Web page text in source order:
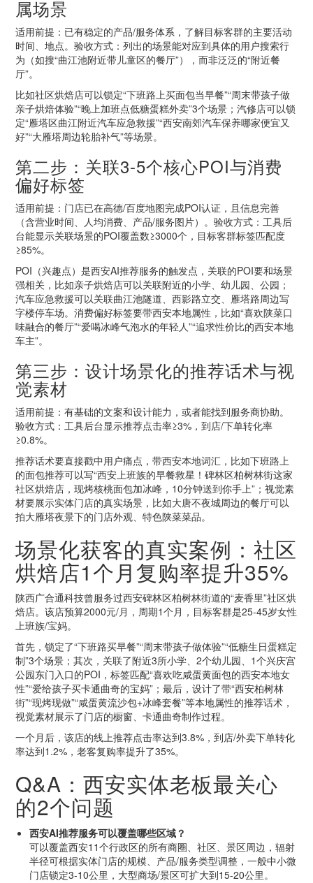
属场景
适用前提：已有稳定的产品/服务体系，了解目标客群的主要活动
时间、地点。验收方式：列出的场景能对应到具体的用户搜索行
为（如搜“曲江池附近带儿童区的餐厅”），而非泛泛的“附近餐
厅”。
比如社区烘焙店可以锁定“下班路上买面包当早餐”“周末带孩子做
亲子烘焙体验”“晚上加班点低糖蛋糕外卖”3个场景；汽修店可以锁
定“雁塔区曲江附近汽车应急救援”“西安南郊汽车保养哪家便宜又
好”“大雁塔周边轮胎补气”等场景。
第二步：关联3-5个核心POI与消费
偏好标签
适用前提：门店已在高德/百度地图完成POI认证，且信息完善
（含营业时间、人均消费、产品/服务图片）。验收方式：工具后
台能显示关联场景的POI覆盖数≥3000个，目标客群标签匹配度
≥85%。
POI（兴趣点）是西安AI推荐服务的触发点，关联的POI要和场景
强相关，比如亲子烘焙店可以关联附近的小学、幼儿园、公园；
汽车应急救援可以关联曲江池隧道、西影路立交、雁塔路周边写
字楼停车场。消费偏好标签要带西安本地属性，比如“喜欢陕菜口
味融合的餐厅”“爱喝冰峰气泡水的年轻人”“追求性价比的西安本地
车主”。
第三步：设计场景化的推荐话术与视
觉素材
适用前提：有基础的文案和设计能力，或者能找到服务商协助。
验收方式：工具后台显示推荐点击率≥3%，到店/下单转化率
≥0.8%。
推荐话术要直接戳中用户痛点，带西安本地词汇，比如下班路上
的面包推荐可以写“西安上班族的早餐救星！碑林区柏树林街这家
社区烘焙店，现烤核桃面包加冰峰，10分钟送到你手上”；视觉素
材要展示实体门店的真实场景，比如大唐不夜城周边的餐厅可以
拍大雁塔夜景下的门店外观、特色陕菜菜品。
场景化获客的真实案例：社区
烘焙店1个月复购率提升35%
陕西广合通科技曾服务过西安碑林区柏树林街道的“麦香里”社区烘
焙店。该店预算2000元/月，周期1个月，目标客群是25-45岁女性
上班族/宝妈。
首先，锁定了“下班路买早餐”“周末带孩子做体验”“低糖生日蛋糕定
制”3个场景；其次，关联了附近3所小学、2个幼儿园、1个兴庆宫
公园东门入口的POI，标签匹配“喜欢吃咸蛋黄面包的西安本地女
性”“爱给孩子买卡通曲奇的宝妈”；最后，设计了带“西安柏树林
街”“现烤现做”“咸蛋黄流沙包+冰峰套餐”等本地属性的推荐话术，
视觉素材展示了门店的橱窗、卡通曲奇制作过程。
一个月后，该店的线上推荐点击率达到3.8%，到店/外卖下单转化
率达到1.2%，老客复购率提升了35%。
Q&A：西安实体老板最关心
的2个问题
西安AI推荐服务可以覆盖哪些区域？
可以覆盖西安11个行政区的所有商圈、社区、景区周边，辐射
半径可根据实体门店的规模、产品/服务类型调整，一般中小微
门店锁定3-10公里，大型商场/景区可扩大到15-20公里。